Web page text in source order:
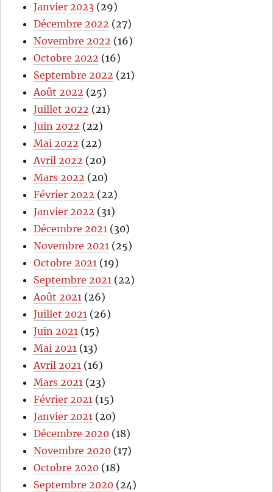
Janvier 2023 (29)
Décembre 2022 (27)
Novembre 2022 (16)
Octobre 2022 (16)
Septembre 2022 (21)
Août 2022 (25)
Juillet 2022 (21)
Juin 2022 (22)
Mai 2022 (22)
Avril 2022 (20)
Mars 2022 (20)
Février 2022 (22)
Janvier 2022 (31)
Décembre 2021 (30)
Novembre 2021 (25)
Octobre 2021 (19)
Septembre 2021 (22)
Août 2021 (26)
Juillet 2021 (26)
Juin 2021 (15)
Mai 2021 (13)
Avril 2021 (16)
Mars 2021 (23)
Février 2021 (15)
Janvier 2021 (20)
Décembre 2020 (18)
Novembre 2020 (17)
Octobre 2020 (18)
Septembre 2020 (24)